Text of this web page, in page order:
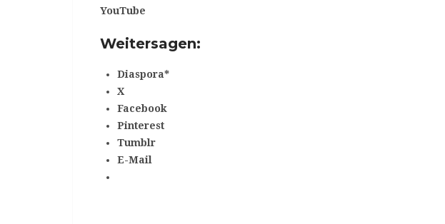
YouTube
Weitersagen:
Diaspora*
X
Facebook
Pinterest
Tumblr
E-Mail